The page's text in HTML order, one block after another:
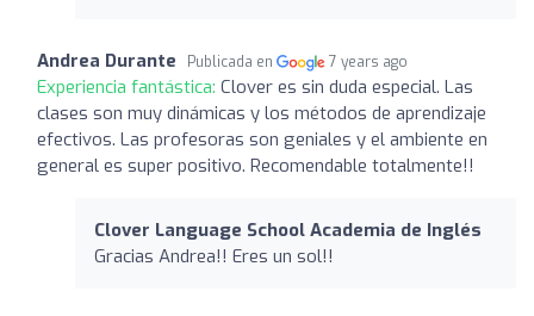
Andrea Durante Publicada en 7 years ago
Experiencia fantástica: Clover es sin duda especial. Las
clases son muy dinámicas y los métodos de aprendizaje
efectivos. Las profesoras son geniales y el ambiente en
general es super positivo. Recomendable totalmente!!
Clover Language School Academia de Inglés
Gracias Andrea!! Eres un sol!!